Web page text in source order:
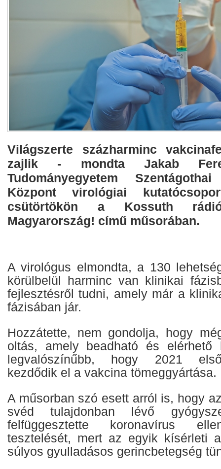
Világszerte százharminc
zajlik - mondta Jakab
Tudományegyetem
Központ virológiai
csütörtökön a Kossuth
Magyarország! című műsorában.
A virológus elmondta, a 130
körülbelül harminc van klinikai
fejlesztésről tudni, amely már a
fázisában jár.
Hozzátette, nem gondolja, hogy
oltás, amely beadható és elérhető
legvalószínűbb, hogy 2021
kezdődik el a vakcina tömeggyártása.
A műsorban szó esett arról is, hogy
svéd tulajdonban lévő
felfüggesztette koronavírus
tesztelését, mert az egyik kísérleti
súlyos gyulladásos gerincbetegség